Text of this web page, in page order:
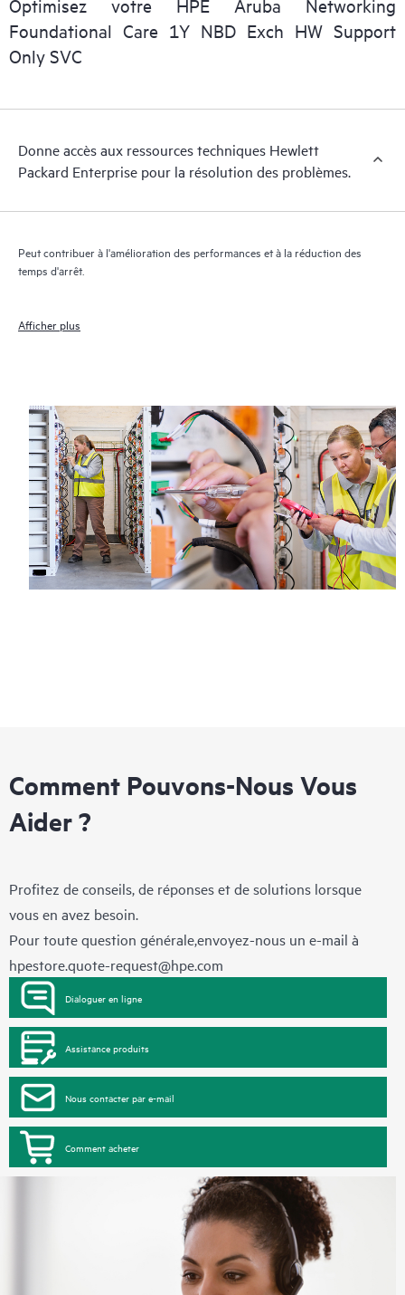
personnel informatique de localiser rapidement les informations
essentielles (du domaine public).
Optimisez votre HPE Aruba Networking
Foundational Care 1Y NBD Exch HW Support
Only SVC
Donne accès aux ressources techniques Hewlett
Packard Enterprise pour la résolution des problèmes.
Peut contribuer à l'amélioration des performances et à la réduction des
temps d'arrêt.
Afficher plus
Comment Pouvons-Nous Vous
Aider ?
Profitez de conseils, de réponses et de solutions lorsque
vous en avez besoin.
Pour toute question générale,envoyez-nous un e-mail à
hpestore.quote-request@hpe.com
Dialoguer en ligne
Assistance produits
Nous contacter par e-mail
Comment acheter